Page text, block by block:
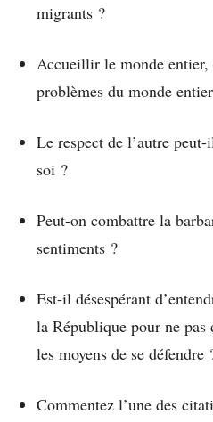
migrants ?
Accueillir le monde
problèmes du monde
Le respect de l’autre
soi ?
Peut-on combattre la
sentiments ?
Est-il désespérant
la République pour ne
les moyens de se défendre
Commentez l’une des